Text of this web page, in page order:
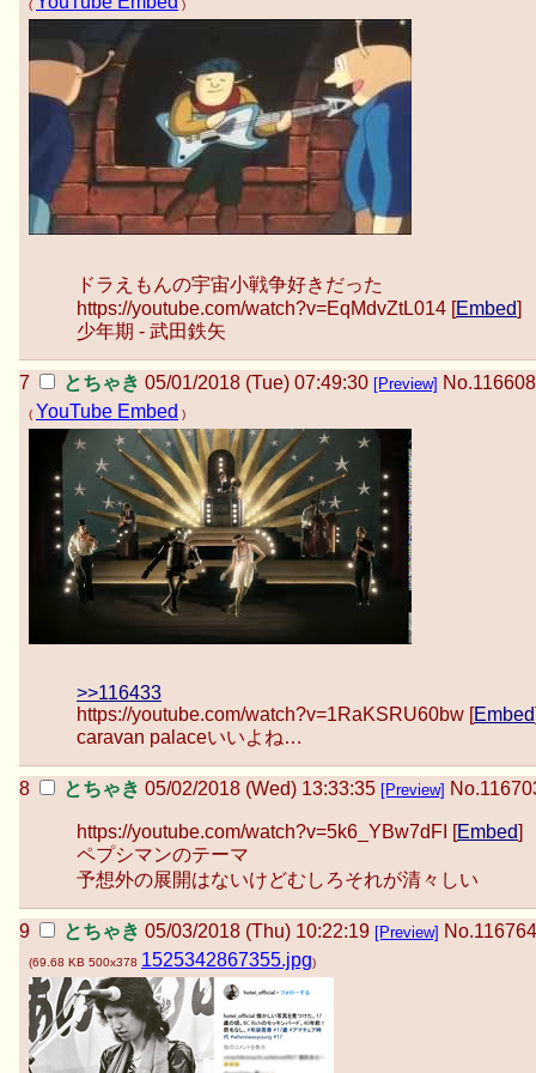
( )
ドラえもんの宇宙小戦争好きだった
https://youtube.com/watch?v=EqMdvZtL014 [Embed]
少年期 - 武田鉄矢
とちゃき 05/01/2018 (Tue) 07:49:30 [Preview] No.116608
( YouTube Embed )
>>116433
https://youtube.com/watch?v=1RaKSRU60bw [Embed]
caravan palaceいいよね…
とちゃき 05/02/2018 (Wed) 13:33:35 [Preview] No.
https://youtube.com/watch?v=5k6_YBw7dFI [Embed]
ペプシマンのテーマ
予想外の展開はないけどむしろそれが清々しい
とちゃき 05/03/2018 (Thu) 10:22:19 [Preview] No.116764
(69.68 KB 500x378 1525342867355.jpg)